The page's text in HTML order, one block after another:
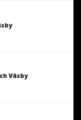
Väsby